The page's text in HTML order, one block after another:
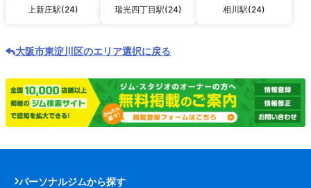
上新庄駅(24) 瑞光四丁目駅(24) 相川駅(24)
大阪市東淀川区のエリア選択に戻る
パーソナルジムから探す